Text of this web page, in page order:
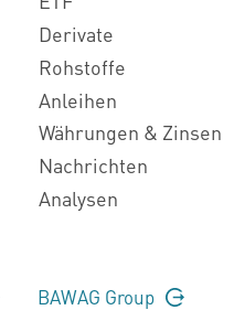
Derivate
Rohstoffe
Anleihen
Währungen & Zinsen
Nachrichten
Analysen
BAWAG Group